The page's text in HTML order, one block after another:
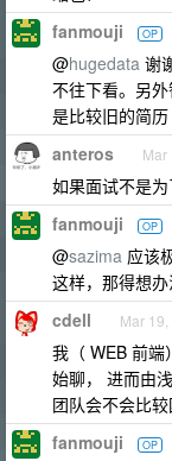
fanmouji OP
@hugedata 谢
不往下看。另
是比较旧的简历
anteros Mar
如果面试不是
fanmouji OP
@sazima 应该
这样，那得想
cdell Mar
我（ WEB 前端
始聊， 进而由
团队会不会比
fanmouji OP